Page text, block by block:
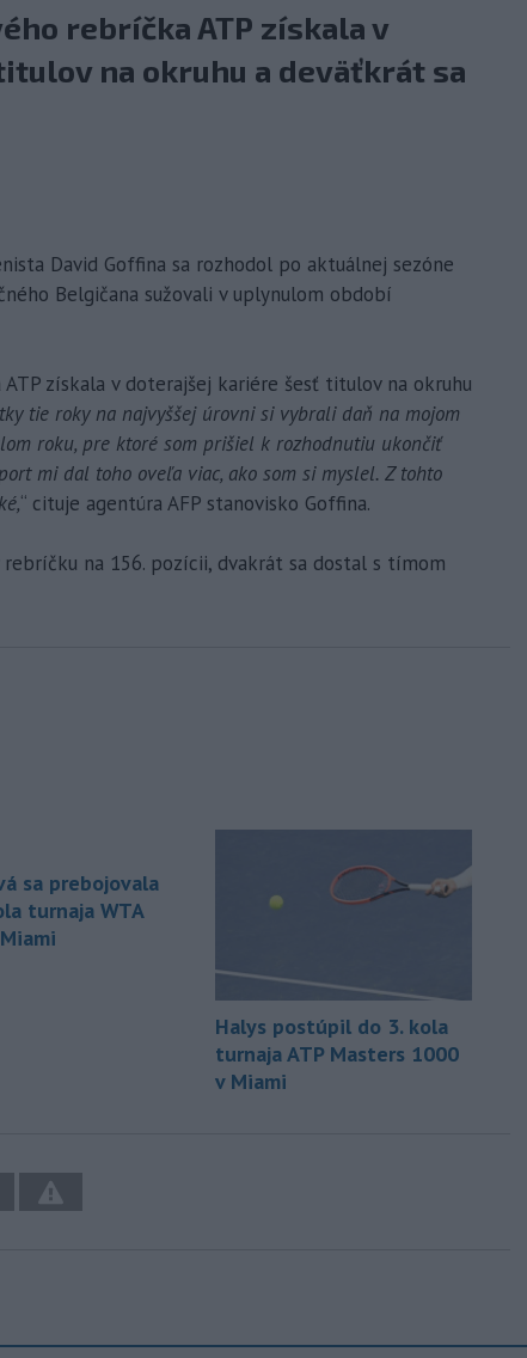
rebríčka ATP získala v
na okruhu a deväťkrát sa
David Goffina sa rozhodol po aktuálnej sezóne
Belgičana sužovali v uplynulom období
získala v doterajšej kariére šesť titulov na okruhu
tie roky na najvyššej úrovni si vybrali daň na mojom
roku, pre ktoré som prišiel k rozhodnutiu ukončiť
mi dal toho oveľa viac, ako som si myslel. Z tohto
“ cituje agentúra AFP stanovisko Goffina.
na 156. pozícii, dvakrát sa dostal s tímom
sa prebojovala
turnaja WTA
Halys postúpil do 3. kola
turnaja ATP Masters 1000
v Miami